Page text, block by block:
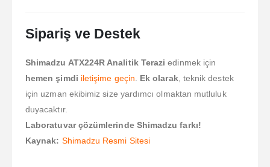
Sipariş ve Destek
Shimadzu ATX224R Analitik Terazi edinmek için
hemen şimdi iletişime geçin Ek olarak, teknik destek
için uzman ekibimiz size yardımcı olmaktan mutluluk
duyacaktır.
Laboratuvar çözümlerinde Shimadzu farkı!
Kaynak: Shimadzu Resmi Sitesi